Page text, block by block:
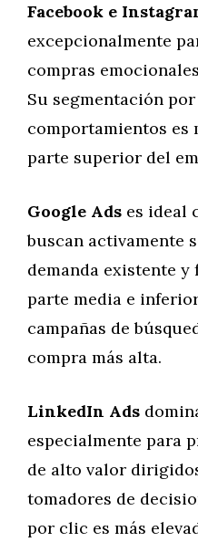
Facebook e
excepcionalmente
compras
Su segmentación
comportamientos es
parte superior del
Google Ads es ideal
buscan activamente
demanda existente
parte media e
campañas de
compra más alta.
LinkedIn Ads
especialmente para
de alto valor
tomadores de
por clic es más